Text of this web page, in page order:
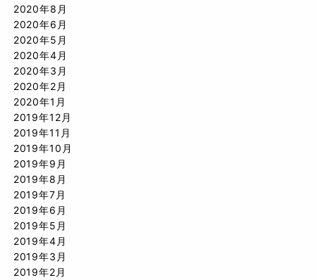
2020年8月
2020年6月
2020年5月
2020年4月
2020年3月
2020年2月
2020年1月
2019年12月
2019年11月
2019年10月
2019年9月
2019年8月
2019年7月
2019年6月
2019年5月
2019年4月
2019年3月
2019年2月